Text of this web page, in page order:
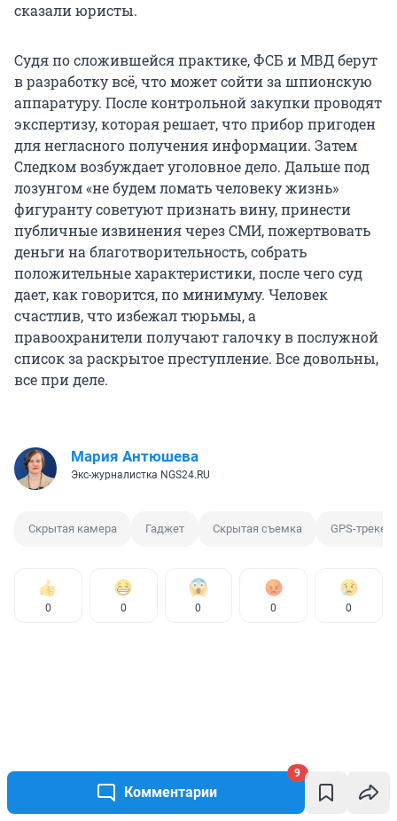
Комментарии
9
сказали юристы.
Судя по сложившейся практике, ФСБ и МВД берут
в разработку всё, что может сойти за шпионскую
аппаратуру. После контрольной закупки проводят
экспертизу, которая решает, что прибор пригоден
для негласного получения информации. Затем
Следком возбуждает уголовное дело. Дальше под
лозунгом «не будем ломать человеку жизнь»
фигуранту советуют признать вину, принести
публичные извинения через СМИ, пожертвовать
деньги на благотворительность, собрать
положительные характеристики, после чего суд
дает, как говорится, по минимуму. Человек
счастлив, что избежал тюрьмы, а
правоохранители получают галочку в послужной
список за раскрытое преступление. Все довольны,
все при деле.
Мария Антюшева
Экс-журналистка NGS24.RU
Скрытая камера Гаджет Скрытая съемка GPS-трекер
0 0 0 0 0